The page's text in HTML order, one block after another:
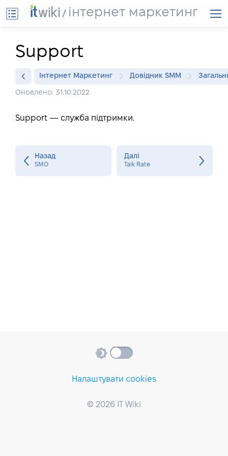
інтернет маркетинг
Support
Інтернет Маркетинг Довідник SMM
Оновлено: 31.10.2022
Support — служба підтримки.
Назад
SMO
Далі
Talk Rate
Налаштувати cookies
© 2026 IT Wiki